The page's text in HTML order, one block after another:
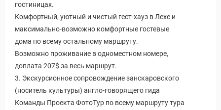
гостиницах.
Комфортный, уютный и чистый гест-хауз в Лехе и
максимально-возможно комфортные гостевые
дома по всему остальному маршруту.
Возможно проживание в одноместном номере,
доплата 207$ за весь маршрут.
3. Экскурсионное сопровождение занскаровского
(носитель культуры) англо-говорящего гида
Команды Проекта ФотоТур по всему маршруту тура